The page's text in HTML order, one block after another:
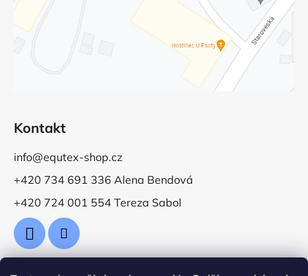
Kontakt
info@equtex-shop.cz
+420 734 691 336 Alena Bendová
+420 724 001 554 Tereza Sabol